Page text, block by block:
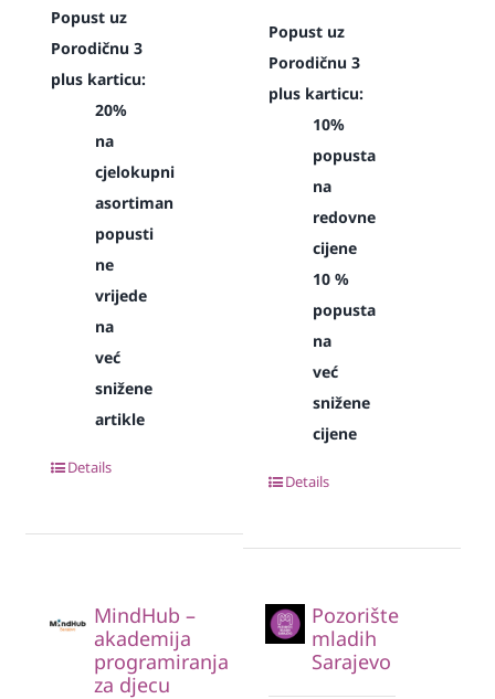
Popust uz
Porodičnu 3
plus karticu:
20%
na
cjelokupni
asortiman
popusti
ne
vrijede
na
već
snižene
artikle
Details
Popust uz
Porodičnu 3
plus karticu:
10%
popusta
na
redovne
cijene
10 %
popusta
na
već
snižene
cijene
Details
MindHub –
akademija
programiranja
za djecu
Pozorište
mladih
Sarajevo